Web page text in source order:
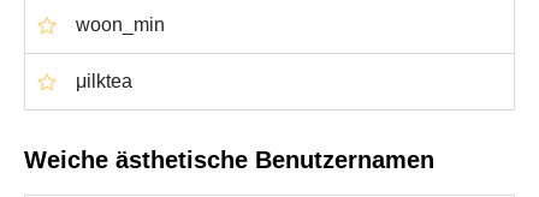
woon_min
μilktea
Weiche ästhetische Benutzernamen